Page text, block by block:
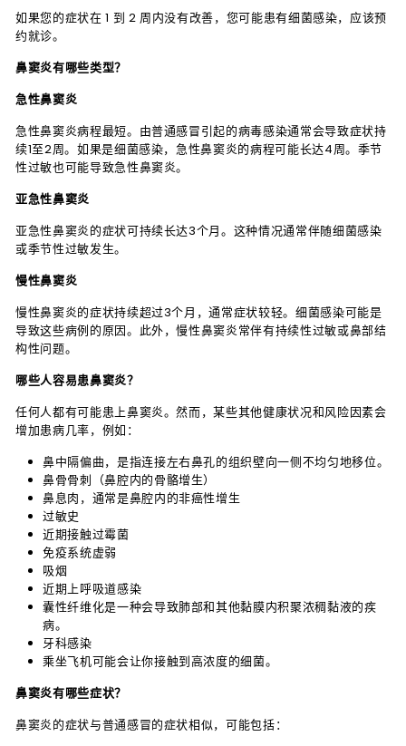
如果您的症状在 1 到 2 周内没有改善，您可能患有细菌感染，应该预
约就诊。
鼻窦炎有哪些类型？
急性鼻窦炎
急性鼻窦炎病程最短。由普通感冒引起的病毒感染通常会导致症状持
续1至2周。如果是细菌感染，急性鼻窦炎的病程可能长达4周。季节
性过敏也可能导致急性鼻窦炎。
亚急性鼻窦炎
亚急性鼻窦炎的症状可持续长达3个月。这种情况通常伴随细菌感染
或季节性过敏发生。
慢性鼻窦炎
慢性鼻窦炎的症状持续超过3个月，通常症状较轻。细菌感染可能是
导致这些病例的原因。此外，慢性鼻窦炎常伴有持续性过敏或鼻部结
构性问题。
哪些人容易患鼻窦炎？
任何人都有可能患上鼻窦炎。然而，某些其他健康状况和风险因素会
增加患病几率，例如：
鼻中隔偏曲，是指连接左右鼻孔的组织壁向一侧不均匀地移位。
鼻骨骨刺（鼻腔内的骨骼增生）
鼻息肉，通常是鼻腔内的非癌性增生
过敏史
近期接触过霉菌
免疫系统虚弱
吸烟
近期上呼吸道感染
囊性纤维化是一种会导致肺部和其他黏膜内积聚浓稠黏液的疾
病。
牙科感染
乘坐飞机可能会让你接触到高浓度的细菌。
鼻窦炎有哪些症状？
鼻窦炎的症状与普通感冒的症状相似，可能包括：